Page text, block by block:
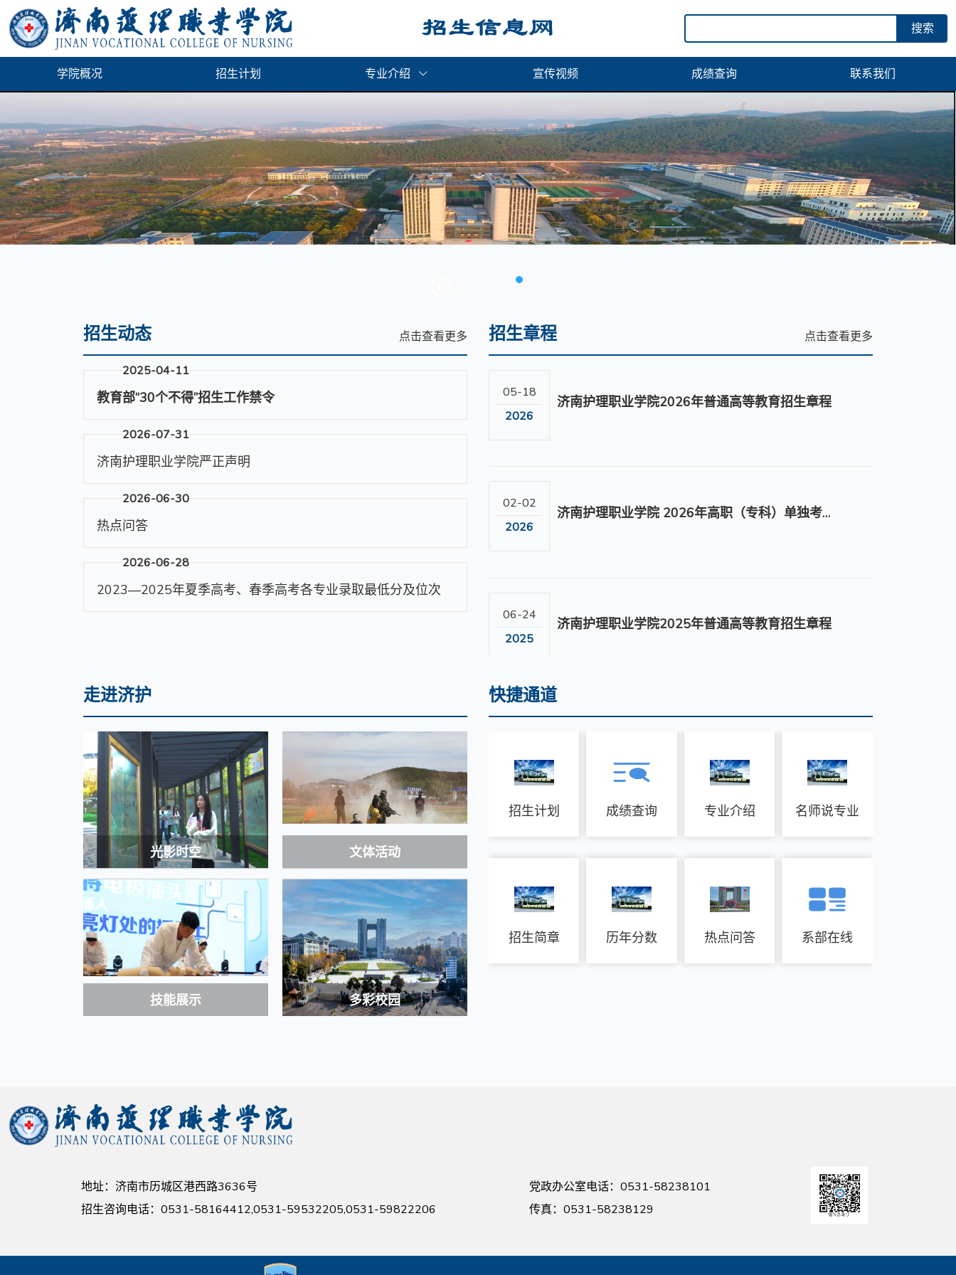
搜索
学院概况 招生计划 专业介绍 宣传视频 成绩查询 联系我们
招生动态 点击查看更多
2025-04-11
教育部“30个不得”招生工作禁令
2026-07-31
济南护理职业学院严正声明
2026-06-30
热点问答
2026-06-28
2023—2025年夏季高考、春季高考各专业录取最低分及位次
招生章程 点击查看更多
05-18
2026
济南护理职业学院2026年普通高等教育招生章程
02-02
2026
济南护理职业学院 2026年高职（专科）单独考试招生章程
06-24
2025
济南护理职业学院2025年普通高等教育招生章程
走进济护
光影时空
技能展示
文体活动
多彩校园
快捷通道
招生计划
招生简章
成绩查询
历年分数
专业介绍
热点问答
名师说专业
系部在线
地址：济南市历城区港西路3636号
招生咨询电话：0531-58164412,0531-59532205,0531-59822206
党政办公室电话：0531-58238101
传真：0531-58238129